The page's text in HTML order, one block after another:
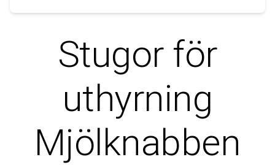
Stugor för
uthyrning
Mjölknabben